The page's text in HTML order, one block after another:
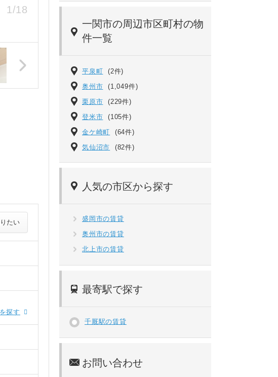
1/18
たい
探す
一関市の周辺市区町村の物
件一覧
平泉町 (2件)
奥州市 (1,049件)
栗原市 (229件)
登米市 (105件)
金ケ崎町 (64件)
気仙沼市 (82件)
人気の市区から探す
盛岡市の賃貸
奥州市の賃貸
北上市の賃貸
最寄駅で探す
千厩駅の賃貸
お問い合わせ